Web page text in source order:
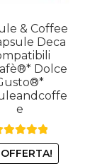
& Coffee
Deca
Dolce
e
5.00
su 5